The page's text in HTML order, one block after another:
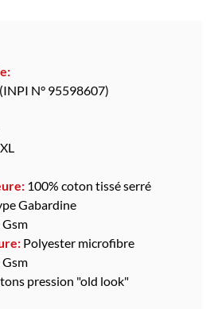
(INPI N° 95598607)
100% coton tissé serré
Gabardine
Polyester microfibre
pression "old look"